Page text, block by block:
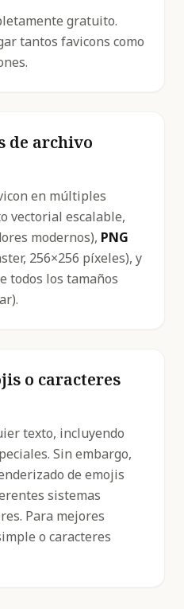
gratuito.
tantos favicons como
de archivo
en múltiples
vectorial escalable,
modernos), PNG
256×256 píxeles), y
todos los tamaños
o caracteres
texto, incluyendo
Sin embargo,
de emojis
sistemas
Para mejores
o caracteres